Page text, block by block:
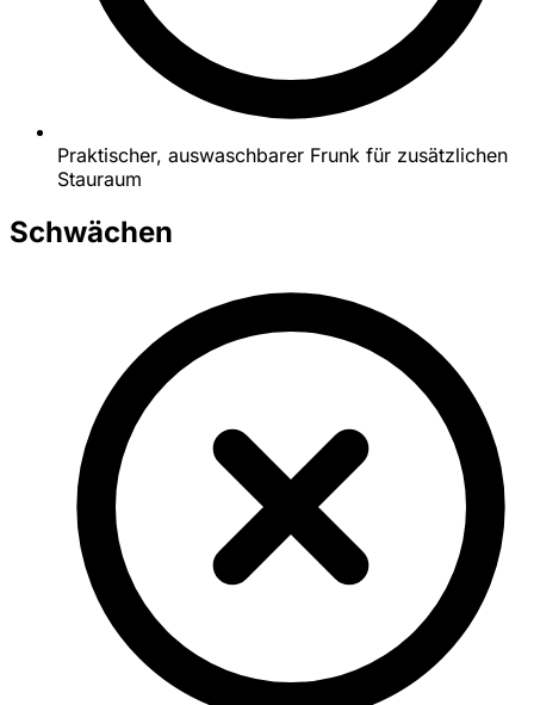
Praktischer, auswaschbarer Frunk für zusätzlichen
Stauraum
Schwächen